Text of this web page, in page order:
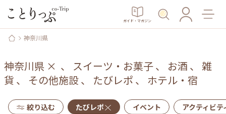
ガイド・マガジン
神奈川県
神奈川県 × 、 スイーツ・お菓子、 お酒 、 雑
貨 、 その他施設、 たびレポ 、 ホテル・宿
絞り込む たびレポ イベント アクティビテ